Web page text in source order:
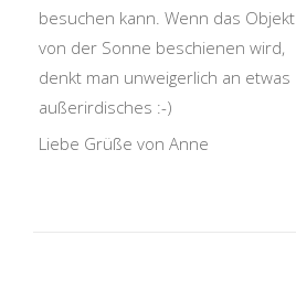
besuchen kann. Wenn das Objekt
von der Sonne beschienen wird,
denkt man unweigerlich an etwas
außerirdisches :-)
Liebe Grüße von Anne